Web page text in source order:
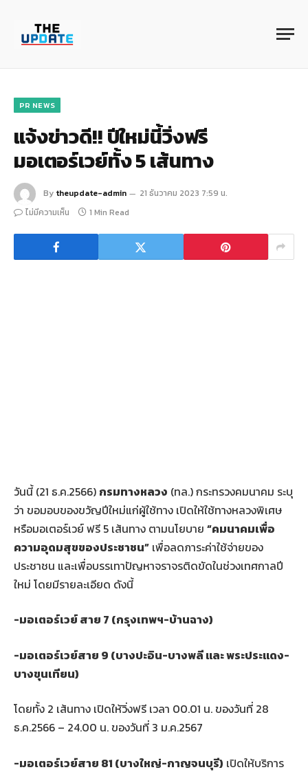
PR NEWS
แจ้งข่าวดี!! ปีใหม่นี้วิ่งฟรี
มอเตอร์เวย์ทั้ง 5 เส้นทาง
By theupdate-admin
21 ธันวาคม 2023 7:59 น.
ไม่มีความเห็น
1 Min Read
วันนี้ (21 ธ.ค.2566) กรมทางหลวง (ทล.) กระทรวงคมนาคม ระบุ
ว่า ขอมอบของขวัญปีใหม่แก่ผู้ใช้ทาง เปิดให้ใช้ทางหลวงพิเศษ
หรือมอเตอร์เวย์ ฟรี 5 เส้นทาง ตามนโยบาย “คมนาคมเพื่อ
ความอุดมสุขของประชาชน” เพื่อลดภาระค่าใช้จ่ายของ
ประชาชน และเพื่อบรรเทาปัญหาจราจรติดขัดในช่วงเทศกาลปี
ใหม่ โดยมีรายละเอียด ดังนี้
-มอเตอร์เวย์ สาย 7 (กรุงเทพฯ-บ้านฉาง)
-มอเตอร์เวย์สาย 9 (บางปะอิน-บางพลี และ พระประแดง-
บางขุนเทียน)
โดยทั้ง 2 เส้นทาง เปิดให้วิ่งฟรี เวลา 00.01 น. ของวันที่ 28
ธ.ค.2566 – 24.00 น. ของวันที่ 3 ม.ค.2567
-มอเตอร์เวย์สาย 81 (บางใหญ่-กาญจนบุรี) เปิดให้บริการ